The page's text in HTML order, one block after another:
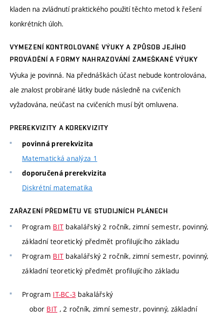
kladen na zvládnutí praktického použití těchto metod k řešení
konkrétních úloh.
VYMEZENÍ KONTROLOVANÉ VÝUKY A ZPŮSOB JEJÍHO
PROVÁDĚNÍ A FORMY NAHRAZOVÁNÍ ZAMEŠKANÉ VÝUKY
Výuka je povinná. Na přednáškách účast nebude kontrolována,
ale znalost probírané látky bude následně na cvičeních
vyžadována, neúčast na cvičeních musí být omluvena.
PREREKVIZITY A KOREKVIZITY
povinná prerekvizita
Matematická analýza 1
doporučená prerekvizita
Diskrétní matematika
ZAŘAZENÍ PŘEDMĚTU VE STUDIJNÍCH PLÁNECH
Program BIT bakalářský 2 ročník, zimní semestr, povinný,
základní teoretický předmět profilujícího základu
Program BIT bakalářský 2 ročník, zimní semestr, povinný,
základní teoretický předmět profilujícího základu
Program IT-BC-3 bakalářský
obor BIT , 2 ročník, zimní semestr, povinný, základní